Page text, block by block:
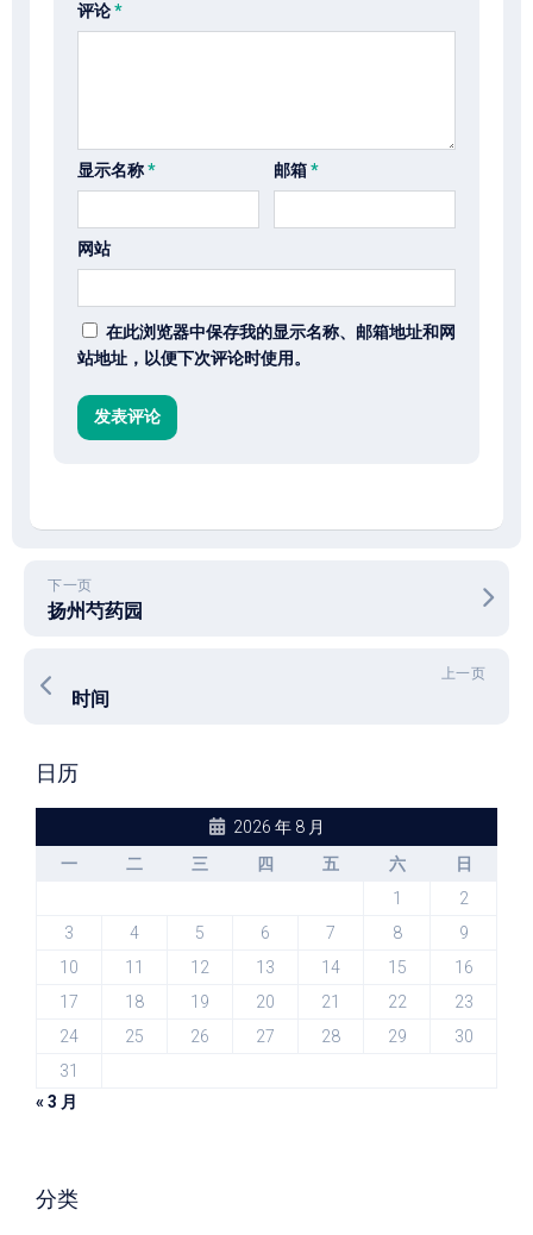
评论*
显示名称* 邮箱*
网站
在此浏览器中保存我的显示名称、邮箱地址和网
站地址，以便下次评论时使用。
下一页
扬州芍药园
上一页
时间
日历
2026 年 8 月
一
二 三 四 五 六
日
1
2
3
4 5 6 7 8
9
10
11 12 13 14 15
16
17
18 19 20 21 22
23
24
25 26 27 28 29
30
31
« 3 月
分类